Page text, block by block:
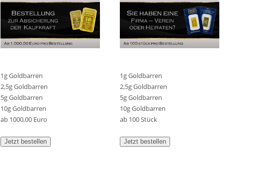
1g Goldbarren
2,5g Goldbarren
5g Goldbarren
10g Goldbarren
ab 1000,00 Euro
1g Goldbarren
2,5g Goldbarren
5g Goldbarren
10g Goldbarren
ab 100 Stück
Jetzt bestellen Jetzt bestellen